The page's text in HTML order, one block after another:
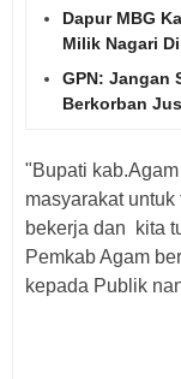
Dapur MBG
Milik Nagari
GPN: Jangan
Berkorban
"Bupati
masyarakat
bekerja dan kita
Pemkab Agam
kepada Publik